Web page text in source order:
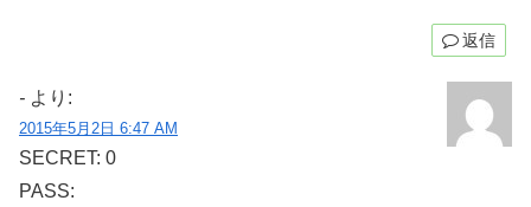
返信
- より:
2015年5月2日 6:47 AM
SECRET: 0
PASS: